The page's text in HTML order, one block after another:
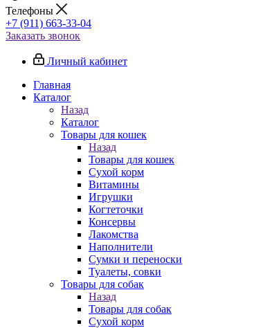
Телефоны
+7 (911) 663-33-04
Заказать звонок
Личный кабинет
Главная
Каталог
Назад
Каталог
Товары для кошек
Назад
Товары для кошек
Cухой корм
Витамины
Игрушки
Когтеточки
Консервы
Лакомства
Наполнители
Сумки и переноски
Туалеты, совки
Товары для собак
Назад
Товары для собак
Cухой корм